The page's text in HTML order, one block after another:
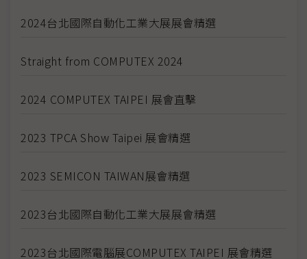
2024台北國際自動化工業大展展會精選
Straight from COMPUTEX 2024
2024 COMPUTEX TAIPEI 展會直擊
2023 TPCA Show Taipei 展會精選
2023 SEMICON TAIWAN展會精選
2023台北國際自動化工業大展展會精選
2023台北國際電腦展COMPUTEX TAIPEI 展會精選